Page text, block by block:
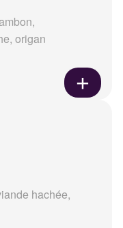
origan
hachée,